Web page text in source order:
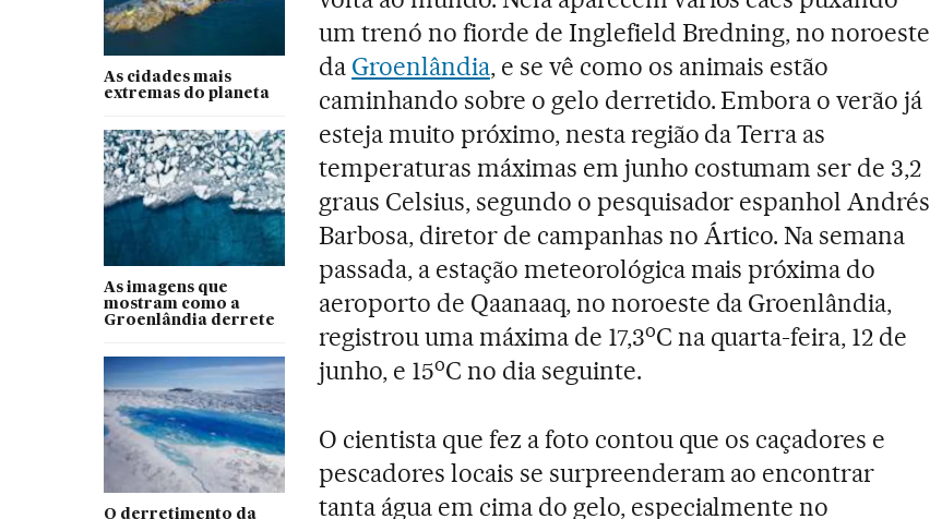
As cidades mais
extremas do planeta
As imagens que
mostram como a
Groenlândia derrete
O derretimento da
um trenó no fiorde de Inglefield Bredning, no noroeste
da Groenlândia, e se vê como os animais estão
caminhando sobre o gelo derretido. Embora o verão já
esteja muito próximo, nesta região da Terra as
temperaturas máximas em junho costumam ser de 3,2
graus Celsius, segundo o pesquisador espanhol Andrés
Barbosa, diretor de campanhas no Ártico. Na semana
passada, a estação meteorológica mais próxima do
aeroporto de Qaanaaq, no noroeste da Groenlândia,
registrou uma máxima de 17,3oC na quarta-feira, 12 de
junho, e 15oC no dia seguinte.
O cientista que fez a foto contou que os caçadores e
pescadores locais se surpreenderam ao encontrar
tanta água em cima do gelo, especialmente no